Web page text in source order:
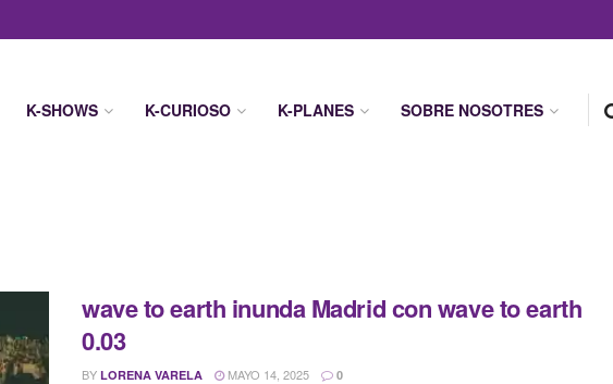
K-SHOWS K-CURIOSO K-PLANES SOBRE NOSOTRES
wave to earth inunda Madrid con wave to earth
0.03
BY LORENA VARELA MAYO 14, 2025 0